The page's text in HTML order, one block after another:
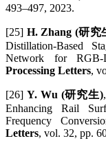
493–497, 2023.
[25] H. Zhang (研究
Distillation-Based
Network for RGB-
Processing Letters,
[26] Y. Wu (研究生)
Enhancing Rail
Frequency
Letters, vol. 32, pp.